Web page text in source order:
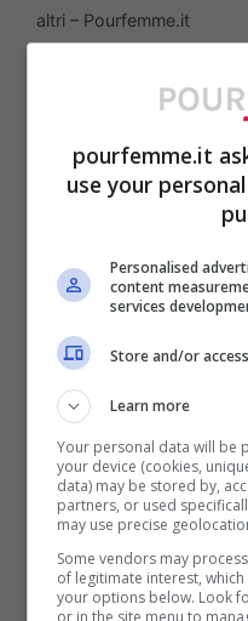
altri – Pourfemme.it
Da un
guarire. (
Due sorrisi
finiscono
(Victor Hugo
Le più belle
dedicare ai
I bambini hanno
alcune frasi
pourfemme.it
use your
Personalised
content
services
Store and/or
Learn more
Your personal data will be
your device (cookies,
data) may be stored by,
partners, or used
may use precise
Some vendors may
of legitimate interest,
your options below. Look
or in the site menu to